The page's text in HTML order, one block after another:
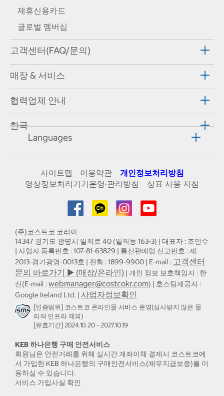
제휴신용카드
글로벌 멤버십
고객센터(FAQ/문의)
매장 & 서비스
협력업체 안내
한국
Languages
사이트맵 이용약관
개인정보처리방침
영상정보처리기기운영·관리방침
상표 사용 지침
(주)코스트코 코리아
14347 경기도 광명시 일직로 40 (일직동 163-3) | 대표자 : 조민수
| 사업자 등록번호 : 107-81-63829 | 통신판매업 신고번호 : 제
2013-경기광명-0013호 | 전화 : 1899-9900 | E-mail : 고객센터
문의 바로가기 ▶ (매장/온라인) | 개인 정보 보호책임자 : 한
신(E-mail :webmanager@costcokr.com) | 호스팅제공자 :
Google Ireland Ltd. | 사업자정보확인
[인증범위] 코스트코 온라인몰 서비스 운영(심사받지 않은 물
리적 인프라 제외)
[유효기간] 2024.10.20 - 2027.10.19
KEB 하나은행 구매 안전서비스
회원님은 안전거래를 위해 실시간 계좌이체 결제시 코스트코에
서 가입한 KEB 하나은행의 구매안전서비스(채무지급보증)를 이
용하실 수 있습니다.
서비스 가입사실 확인